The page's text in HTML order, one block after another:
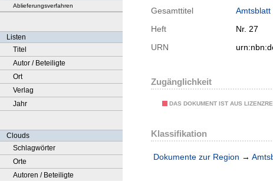
Ablieferungsverfahren
Listen
Titel
Autor / Beteiligte
Ort
Verlag
Jahr
Clouds
Schlagwörter
Orte
Autoren / Beteiligte
Gesamttitel
Heft
Nr. 27
URN
Zugänglichkeit
DAS DOKUMENT IST AUS
Klassifikation
Dokumente zur Region →